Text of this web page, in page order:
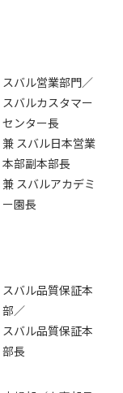
スバル営業部門／
スバルカスタマー
センター長
兼 スバル日本営業
本部副本部長
兼 スバルアカデミ
ー園長
スバル品質保証本
部／
スバル品質保証本
部長